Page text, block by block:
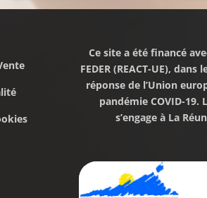
Ce site a été financé
FEDER (REACT-UE), dans
réponse de l’Union
pandémie COVID-19.
s’engage à La